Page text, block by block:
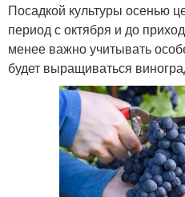
Посадкой культуры осенью
период с октября и до
менее важно учитывать
будет выращиваться